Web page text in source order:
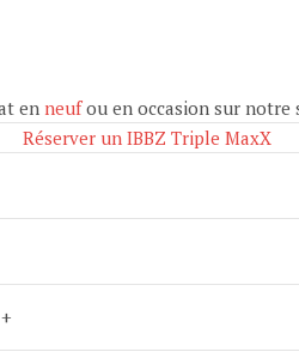
en neufou en occasion sur notre
Réserver un IBBZ Triple MaxX